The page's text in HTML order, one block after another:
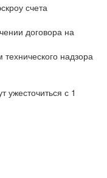
счета
договора на
надзора
ужесточиться с 1